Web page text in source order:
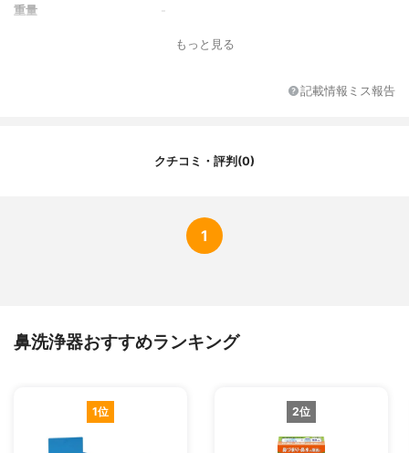
重量
もっと見る
記載情報ミス報告
クチコミ・評判(0)
1
鼻洗浄器おすすめランキング
1位 2位